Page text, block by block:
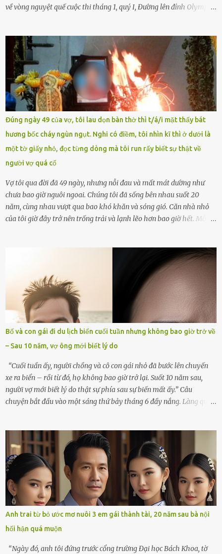
về vòng nguyệt quế cuộc thi tháng 1, quý I, Đường lên đỉnh Olympia.
chưa phù hợp, gây xôn xao, bức xúc trong dư luận. Ngay sau đó,
Trường THPT Chuyên Nguyễn Tất Thành báo cáo xác nhận tài
khoản Chu Vinh là của học sinh Chu Ngọc Quang Vinh, lớp 12 Anh
của nhà trường. Nam sinh này từng giành ngôi vô địch, mang về
vòng nguyệt quế cuộc thi tháng 1, quý I, Đường lên đỉnh Olympia
năm thứ 24. Quá trình giáo dục, học sinh Chu Ngọc Quang Vinh đã
nhận thức được nội dung bài viết của bản thân trên mạng xã hội
ngày 1.9 là chưa phù hợp nên đã chủ động gỡ bài viết và đăng bài
xin lỗi trên trang Facebook cá nhân. Chu Ngọc Quang Vinh làm việc
với cơ quan chức năng. Ảnh: Đơn vị cung...
Đúng ngày 49 của vợ, tôi lau dọn bàn thờ thì t/á/i mặt thấy bát
hương bốc cháy ngùn ngụt. Nghi có điềm, tôi nhìn kĩ thì ở dưới là
một tờ giấy nhỏ, đọc từng dòng mà tôi run rẩy biết sự thật về
người vợ quá cố
Vợ tôi qua đời đã 49 ngày, nhưng nỗi đau và mất mát dường như
chưa bao giờ nguôi ngoai. Chúng tôi đã sống bên nhau suốt 20
năm, cùng nhau vượt qua bao khó khăn và sóng gió. Căn nhà nhỏ
của tôi giờ đây trở nên trống trải và lạnh lẽo hơn bao giờ hết. Mỗi
rơi vào khoảng trống vô tận, chẳng còn muốn làm gì ngoài việc
ngồi lặng lẽ nhớ về cô ấy. Nhưng cuộc sống không cho phép tôi mãi
chìm đắm trong đau khổ. Họ hàng, bạn bè và những người thân
thiết đã đến bên, giúp tôi tổ chức tang lễ chu toàn. Và hôm nay là
ngày giỗ đầu tiên của vợ, 49 ngày sau khi cô ấy rời xa tôi mãi
mãi.Buổi sáng hôm đó, sau khi cúng cơm xong, tôi quyết định lên
sắp xếp lại bàn thờ vợ. Mọi thứ vẫn như mọi ngày, nhưng có điều gì
đó kỳ lạ mà tôi không thể giải thích được. Trong khoảnh khắc tôi
cúi xuống lau chùi bát hương, một luồng gió lạ thoáng qua, khiến
tôi giật mình. Và rồi, một chuyện kinh...
Bố và con gái đi du lịch biển cuối tuần nhưng không bao giờ trở về
– Sau 10 năm, vợ ông mới biết lý do
“Cuối tuần ấy, người chồng và cô con gái nhỏ đã bước lên chuyến
xe ra biển – rồi từ đó, họ không bao giờ trở lại. Suốt 10 năm sau,
người vợ mới biết lý do thật sự phía sau sự biến mất ấy.” Câu
chuyện bắt đầu vào một sáng thứ bảy tháng 6 đầy nắng. Làng quê
không kém. Ông Minh, vốn là một người đàn ông điềm đạm, ít nói,
hôm ấy lại đặc biệt vui vẻ. Ông chuẩn bị hành lý cho chuyến đi biển
cùng cô con gái 8 tuổi tên Thảo. “Em ở nhà nghỉ ngơi nhé, anh đưa
con đi biển hai ngày, để nó được ngắm sóng, nghịch cát. Về chắc nó
sẽ kể cho em nghe cả tuần không hết chuyện.” – Ông Minh cười
hiền, vuốt tóc vợ. Bà Hạnh nhìn chồng và con gái ríu rít chuẩn bị mà
lòng cũng rộn ràng. Bà vốn ít có dịp đi xa vì còn bận buôn bán ở chợ,
nên lần này cũng đành ở nhà. Thảo ôm chầm lấy mẹ trước khi đi:
“Con sẽ nhặt thật nhiều vỏ sò cho mẹ nhé!” Chiếc xe khách lăn
bánh rời khỏi bến...
Anh trai từ bỏ ước mơ nuôi 3 em gái thành tài, 20 năm sau bà nội
hối hận quá muộn
“Ngày đó, anh tôi đứng trước cổng trường Đại học Bách Khoa, tờ